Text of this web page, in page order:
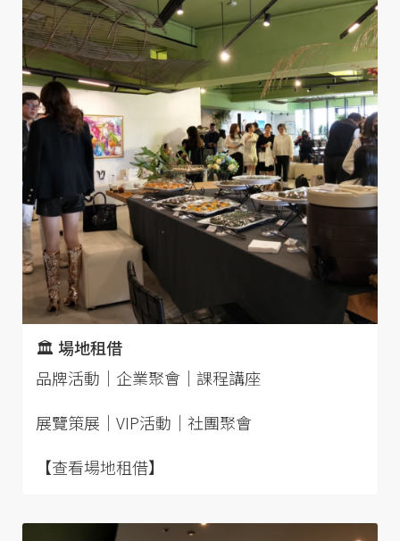
🏛 場地租借
品牌活動｜企業聚會｜課程講座
展覽策展｜VIP活動｜社團聚會
【查看場地租借】